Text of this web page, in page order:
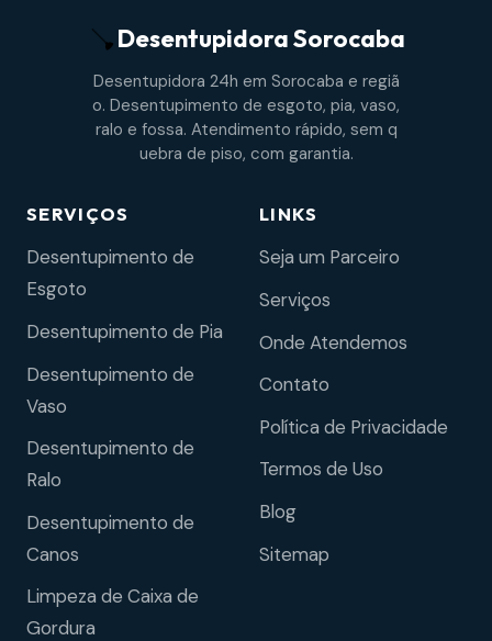
DesentupidoraSorocaba
Desentupidora 24h em Sorocaba e regiã
o. Desentupimento de esgoto, pia, vaso,
ralo e fossa. Atendimento rápido, sem q
uebra de piso, com garantia.
SERVIÇOS
Desentupimento de
Esgoto
Desentupimento de Pia
Desentupimento de
Vaso
Desentupimento de
Ralo
Desentupimento de
Canos
Limpeza de Caixa de
Gordura
LINKS
Seja um Parceiro
Serviços
Onde Atendemos
Contato
Política de Privacidade
Termos de Uso
Blog
Sitemap